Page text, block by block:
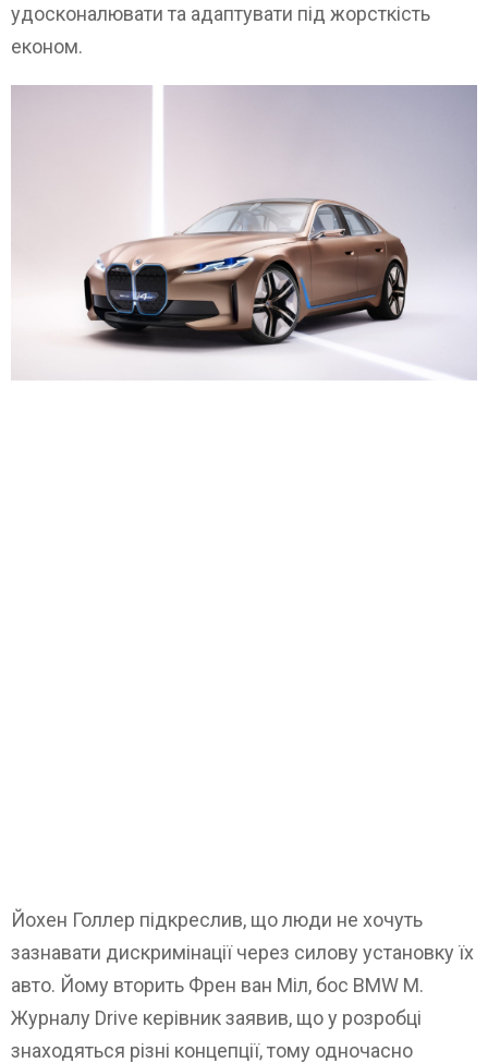
удосконалювати та адаптувати під жорсткість
економ.
Йохен Голлер підкреслив, що люди не хочуть
зазнавати дискримінації через силову установку їх
авто. Йому вторить Френ ван Міл, бос BMW M.
Журналу Drive керівник заявив, що у розробці
знаходяться різні концепції, тому одночасно